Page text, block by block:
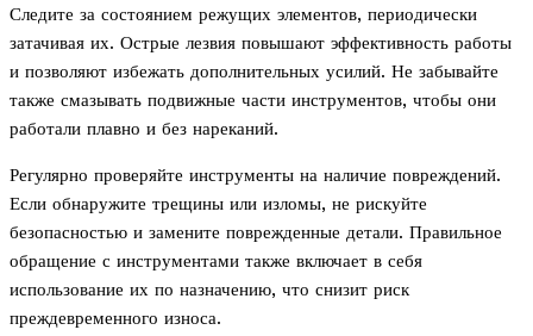
Следите за состоянием режущих элементов, периодически
затачивая их. Острые лезвия повышают эффективность работы
и позволяют избежать дополнительных усилий. Не забывайте
также смазывать подвижные части инструментов, чтобы они
работали плавно и без нареканий.
Регулярно проверяйте инструменты на наличие повреждений.
Если обнаружите трещины или изломы, не рискуйте
безопасностью и замените поврежденные детали. Правильное
обращение с инструментами также включает в себя
использование их по назначению, что снизит риск
преждевременного износа.